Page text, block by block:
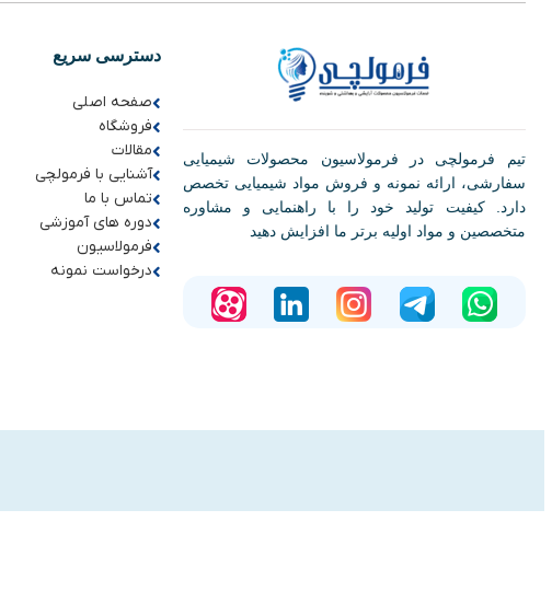
تیم فرمولچی در فرمولاسیون محصولات شیمیایی
سفارشی، ارائه نمونه و فروش مواد شیمیایی تخصص
دارد. کیفیت تولید خود را با راهنمایی و مشاوره
متخصصین و مواد اولیه برتر ما افزایش دهید
دسترسی سریع
صفحه اصلی
فروشگاه
مقالات
آشنایی با فرمولچی
تماس با ما
دوره های آموزشی
فرمولاسیون
درخواست نمونه